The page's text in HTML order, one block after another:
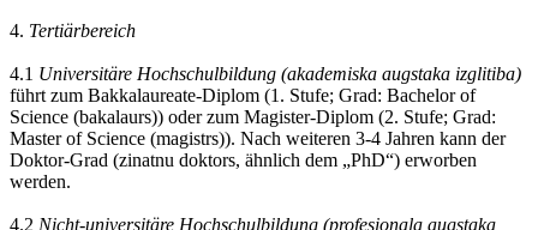
4. Tertiärbereich
4.1 Universitäre Hochschulbildung (akademiska augstaka izglitiba)
führt zum Bakkalaureate-Diplom (1. Stufe; Grad: Bachelor of
Science (bakalaurs)) oder zum Magister-Diplom (2. Stufe; Grad:
Master of Science (magistrs)). Nach weiteren 3-4 Jahren kann der
Doktor-Grad (zinatnu doktors, ähnlich dem „PhD“) erworben
werden.
4.2 Nicht-universitäre Hochschulbildung (profesionala augstaka